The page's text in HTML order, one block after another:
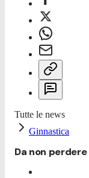
Tutte le news
Ginnastica
Da non perdere